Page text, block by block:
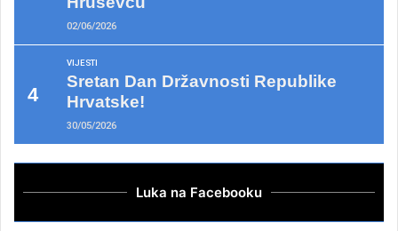
02/06/2026
VIJESTI
Sretan Dan Državnosti Republike
Hrvatske!
30/05/2026
Luka na Facebooku